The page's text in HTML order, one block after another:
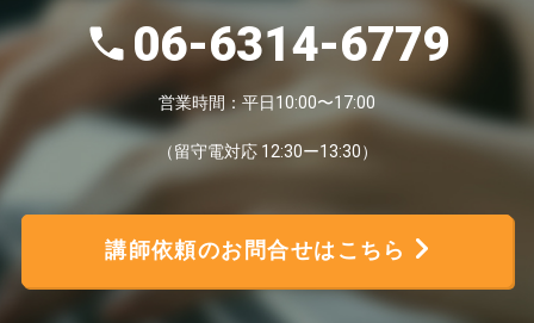
06-6314-6779
営業時間：平日10:00〜17:00
（留守電対応 12:30ー13:30）
講師依頼のお問合せはこちら